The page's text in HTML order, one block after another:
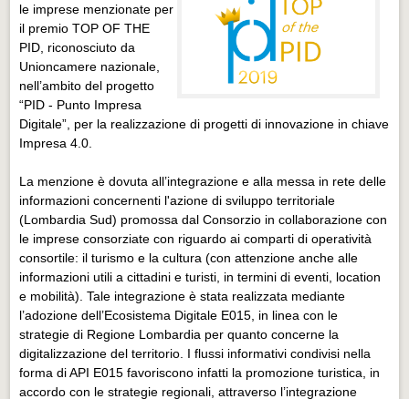
le imprese menzionate per
il premio TOP OF THE
PID, riconosciuto da
Unioncamere nazionale,
nell’ambito del progetto
“PID - Punto Impresa
Digitale”, per la realizzazione di progetti di innovazione in chiave
Impresa 4.0.
La menzione è dovuta all’integrazione e alla messa in rete delle
informazioni concernenti l'azione di sviluppo territoriale
(Lombardia Sud) promossa dal Consorzio in collaborazione con
le imprese consorziate con riguardo ai comparti di operatività
consortile: il turismo e la cultura (con attenzione anche alle
informazioni utili a cittadini e turisti, in termini di eventi, location
e mobilità). Tale integrazione è stata realizzata mediante
l’adozione dell’Ecosistema Digitale E015, in linea con le
strategie di Regione Lombardia per quanto concerne la
digitalizzazione del territorio. I flussi informativi condivisi nella
forma di API E015 favoriscono infatti la promozione turistica, in
accordo con le strategie regionali, attraverso l’integrazione